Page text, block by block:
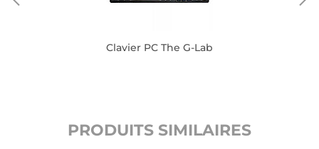
Clavier PC The G-Lab
PRODUITS SIMILAIRES